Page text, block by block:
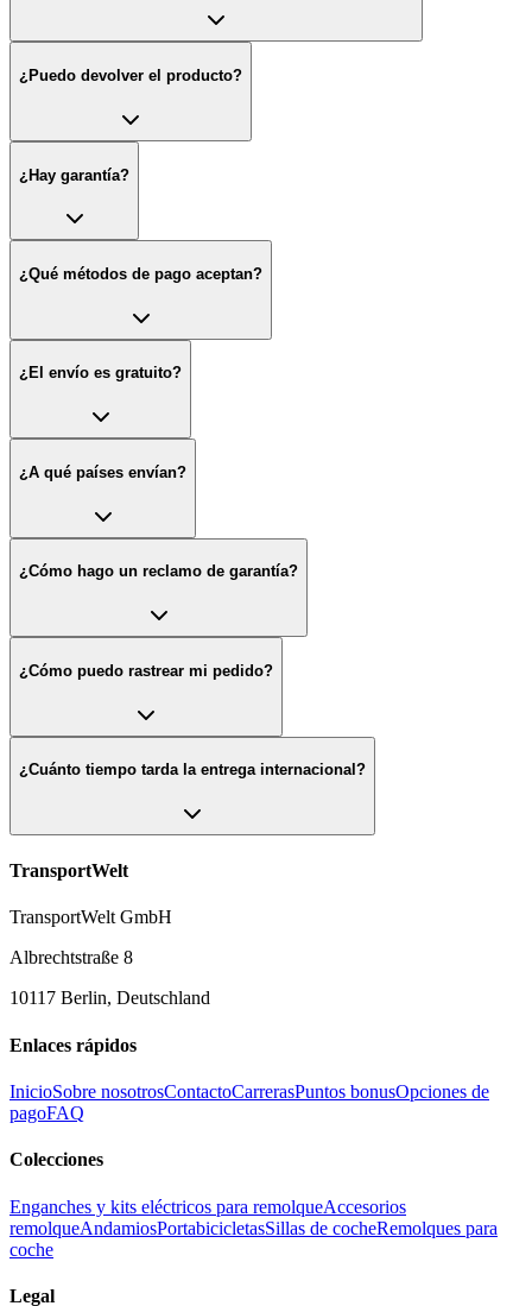
¿Puedo devolver el producto?
¿Hay garantía?
¿Qué métodos de pago aceptan?
¿El envío es gratuito?
¿A qué países envían?
¿Cómo hago un reclamo de garantía?
¿Cómo puedo rastrear mi pedido?
¿Cuánto tiempo tarda la entrega internacional?
TransportWelt
TransportWelt GmbH
Albrechtstraße 8
10117 Berlin, Deutschland
Enlaces rápidos
InicioSobre nosotrosContactoCarrerasPuntos bonusOpciones de
pagoFAQ
Colecciones
Enganches y kits eléctricos para remolqueAccesorios
remolqueAndamiosPortabicicletasSillas de cocheRemolques para
coche
Legal